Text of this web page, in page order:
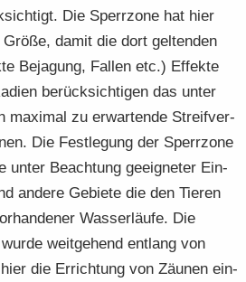
Die Sperr­zo­ne hat hier
damit die dort gel­ten­den
Be­ja­gung, Fal­len etc.) Ef­fek­te
be­rück­sich­ti­gen das unter
ma­xi­mal zu er­war­ten­de Streif­ver­
Die Fest­le­gung der Sperr­zo­ne
unter Be­ach­tung ge­eig­ne­ter Ein­
an­de­re Ge­bie­te die den Tie­ren
Was­ser­läu­fe. Die
weit­ge­hend ent­lang von
die Er­rich­tung von Zäu­nen ein­